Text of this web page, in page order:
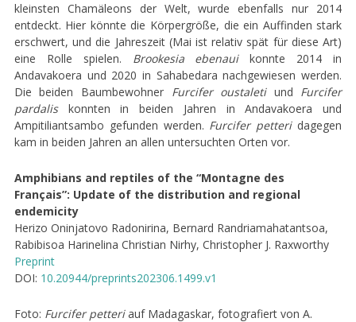
kleinsten Chamäleons der Welt, wurde ebenfalls nur 2014
entdeckt. Hier könnte die Körpergröße, die ein Auffinden stark
erschwert, und die Jahreszeit (Mai ist relativ spät für diese Art)
eine Rolle spielen. Brookesia ebenauikonnte 2014 in
Andavakoera und 2020 in Sahabedara nachgewiesen werden.
Die beiden Baumbewohner Furcifer oustaletiund Furcifer
pardaliskonnten in beiden Jahren in Andavakoera und
Ampitiliantsambo gefunden werden. Furcifer petteridagegen
kam in beiden Jahren an allen untersuchten Orten vor.
Amphibians and reptiles of the “Montagne des
Français”: Update of the distribution and regional
endemicity
Herizo Oninjatovo Radonirina, Bernard Randriamahatantsoa,
Rabibisoa Harinelina Christian Nirhy, Christopher J. Raxworthy
Preprint
DOI: 10.20944/preprints202306.1499.v1
Foto: Furcifer petteriauf Madagaskar, fotografiert von A.